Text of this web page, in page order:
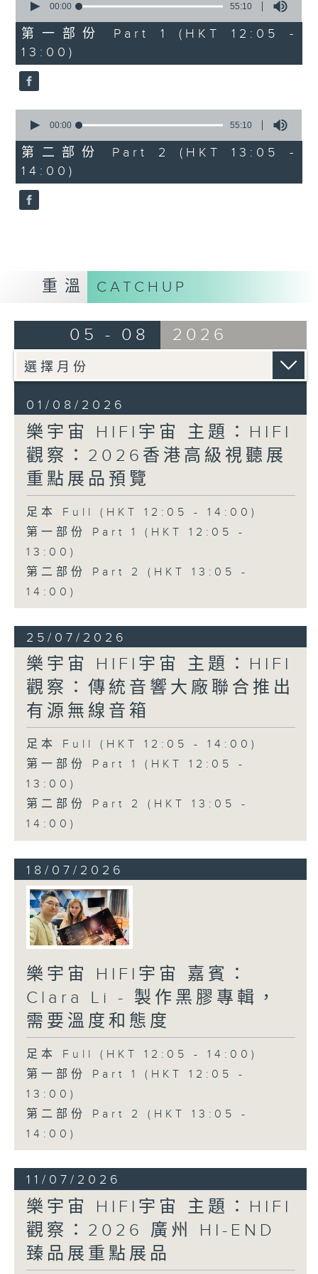
seconds
55
minutes,
10
seconds
00:00 55:10
第一部份 Part 1 (HKT 12:05 -
13:00)
seconds
55
minutes,
10
seconds
00:00 55:10
第二部份 Part 2 (HKT 13:05 -
14:00)
重溫 CATCHUP
05 - 08 2026
01/08/2026
樂宇宙 HIFI宇宙 主題：HIFI
觀察：2026香港高級視聽展
重點展品預覽
足本 Full (HKT 12:05 - 14:00)
第一部份 Part 1 (HKT 12:05 -
13:00)
第二部份 Part 2 (HKT 13:05 -
14:00)
25/07/2026
樂宇宙 HIFI宇宙 主題：HIFI
觀察：傳統音響大廠聯合推出
有源無線音箱
足本 Full (HKT 12:05 - 14:00)
第一部份 Part 1 (HKT 12:05 -
13:00)
第二部份 Part 2 (HKT 13:05 -
14:00)
18/07/2026
樂宇宙 HIFI宇宙 嘉賓：
Clara Li - 製作黑膠專輯，
需要溫度和態度
足本 Full (HKT 12:05 - 14:00)
第一部份 Part 1 (HKT 12:05 -
13:00)
第二部份 Part 2 (HKT 13:05 -
14:00)
11/07/2026
樂宇宙 HIFI宇宙 主題：HIFI
觀察：2026 廣州 HI-END
臻品展重點展品